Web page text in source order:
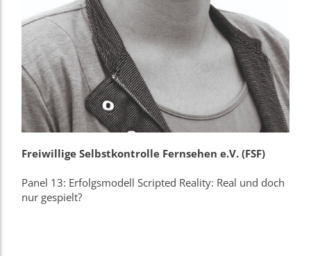
Freiwillige Selbstkontrolle Fernsehen e.V. (FSF)
Panel 13: Erfolgsmodell Scripted Reality: Real und doch
nur gespielt?